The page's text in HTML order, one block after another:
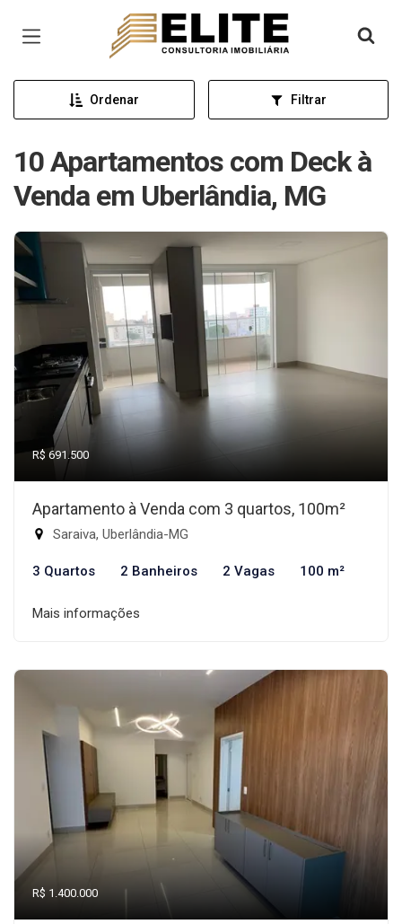
Página inicial
Ordenar Filtrar
10 Apartamentos com Deck à
Venda em Uberlândia, MG
R$ 691.500
Apartamento à Venda com 3 quartos, 100m²
Saraiva, Uberlândia-MG
3 Quartos 2 Banheiros 2 Vagas 100 m²
Mais informações
R$ 1.400.000